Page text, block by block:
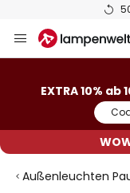
Inhalt
EXTRA 10% ab
Außenleuchten